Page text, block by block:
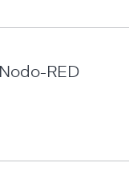
Nodo-RED